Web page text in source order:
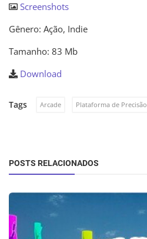
Screenshots
Gênero: Ação, Indie
Tamanho: 83 Mb
Download
Tags Arcade Plataforma de Precisão
POSTS RELACIONADOS